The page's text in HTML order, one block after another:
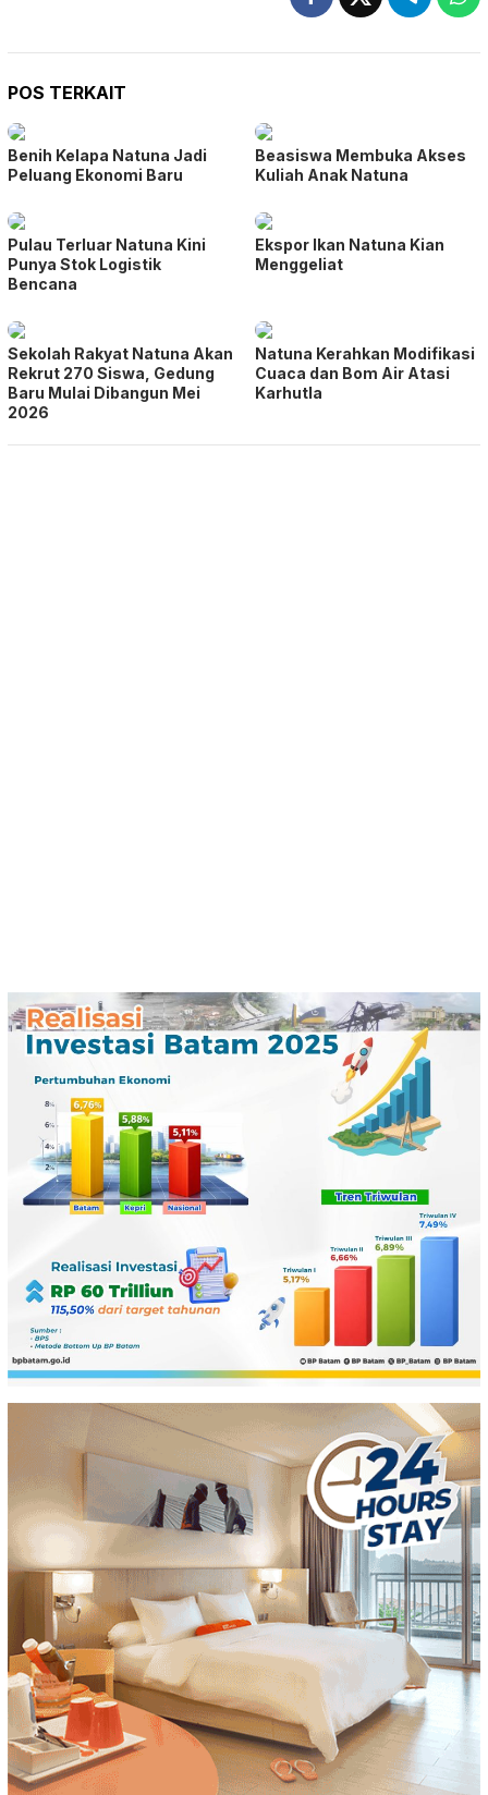
POS TERKAIT
Benih Kelapa Natuna Jadi
Peluang Ekonomi Baru
Beasiswa Membuka Akses
Kuliah Anak Natuna
Pulau Terluar Natuna Kini
Punya Stok Logistik
Bencana
Ekspor Ikan Natuna Kian
Menggeliat
Sekolah Rakyat Natuna Akan
Rekrut 270 Siswa, Gedung
Baru Mulai Dibangun Mei
2026
Natuna Kerahkan Modifikasi
Cuaca dan Bom Air Atasi
Karhutla